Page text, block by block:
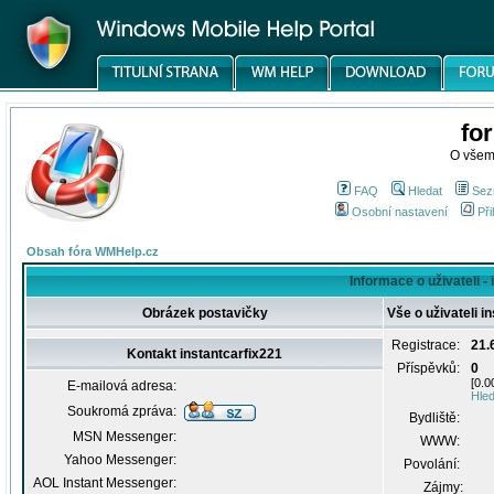
O
FAQ Hledat
Osobní nastavení
Obsah fóra WMHelp.cz
Informace o uživateli
Obrázek postavičky Vše o uživateli
Registrace:
Příspěvků:
0
Bydliště:
WWW:
Povolání:
Zájmy:
Kontakt instantcarfix221
E-mailová adresa:
Soukromá zpráva:
MSN Messenger:
Yahoo Messenger:
AOL Instant Messenger: